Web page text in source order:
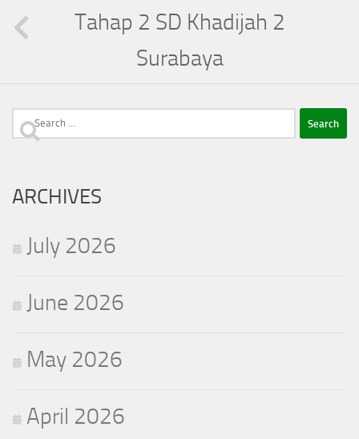
Tahap 2 SD Khadijah 2
Surabaya
Search
ARCHIVES
July 2026
June 2026
May 2026
April 2026